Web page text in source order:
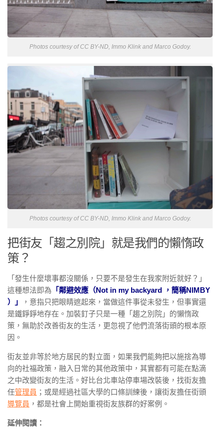
Photos courtesy of CC BY-ND, Immo Klink and Marco Godoy.
Photos courtesy of CC BY-ND, Immo Klink and Marco Godoy.
把街友「趨之別院」就是我們的懶惰政
策？
「發生什麼壞事都沒關係，只要不是發生在我家附近就好？」
這種想法即為 「鄰避效應（Not in my backyard ，簡稱NIMBY
）」
，意指只把眼睛遮起來，當做這件事從未發生，但事實還
是鐵錚錚地存在。加裝釘子只是一種「趨之別院」的懶惰政
策，無助於改善街友的生活，更忽視了他們流落街頭的根本原
因。
街友並非等於地方居民的對立面，如果我們能夠把以施捨為導
向的社福政策，融入日常的其他政策中，其實都有可能在點滴
之中改變街友的生活。好比台北車站停車場改裝後，找街友擔
任管理員 ；或是經過社區大學的口條訓練後，讓街友擔任街頭
導覽員 ，都是社會上開始重視街友族群的好案例。
延伸閱讀：